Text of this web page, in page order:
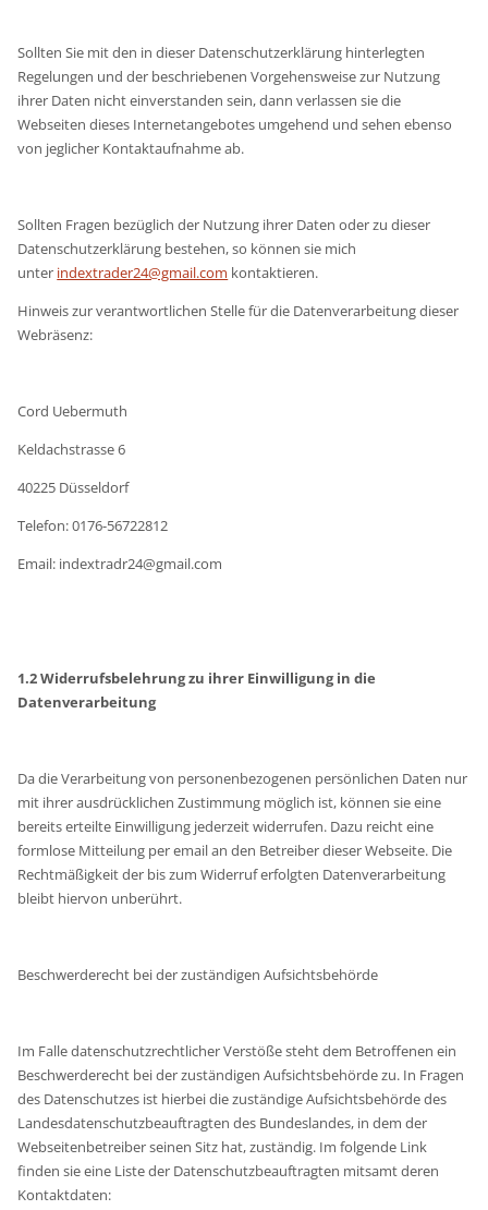
Sollten Sie mit den in dieser Datenschutzerklärung hinterlegten
Regelungen und der beschriebenen Vorgehensweise zur Nutzung
ihrer Daten nicht einverstanden sein, dann verlassen sie die
Webseiten dieses Internetangebotes umgehend und sehen ebenso
von jeglicher Kontaktaufnahme ab.
Sollten Fragen bezüglich der Nutzung ihrer Daten oder zu dieser
Datenschutzerklärung bestehen, so können sie mich
unter indextrader24@gmail.com kontaktieren.
Hinweis zur verantwortlichen Stelle für die Datenverarbeitung dieser
Webräsenz:
Cord Uebermuth
Keldachstrasse 6
40225 Düsseldorf
Telefon: 0176-56722812
Email: indextradr24@gmail.com
1.2 Widerrufsbelehrung zu ihrer Einwilligung in die
Datenverarbeitung
Da die Verarbeitung von personenbezogenen persönlichen Daten nur
mit ihrer ausdrücklichen Zustimmung möglich ist, können sie eine
bereits erteilte Einwilligung jederzeit widerrufen. Dazu reicht eine
formlose Mitteilung per email an den Betreiber dieser Webseite. Die
Rechtmäßigkeit der bis zum Widerruf erfolgten Datenverarbeitung
bleibt hiervon unberührt.
Beschwerderecht bei der zuständigen Aufsichtsbehörde
Im Falle datenschutzrechtlicher Verstöße steht dem Betroffenen ein
Beschwerderecht bei der zuständigen Aufsichtsbehörde zu. In Fragen
des Datenschutzes ist hierbei die zuständige Aufsichtsbehörde des
Landesdatenschutzbeauftragten des Bundeslandes, in dem der
Webseitenbetreiber seinen Sitz hat, zuständig. Im folgende Link
finden sie eine Liste der Datenschutzbeauftragten mitsamt deren
Kontaktdaten: